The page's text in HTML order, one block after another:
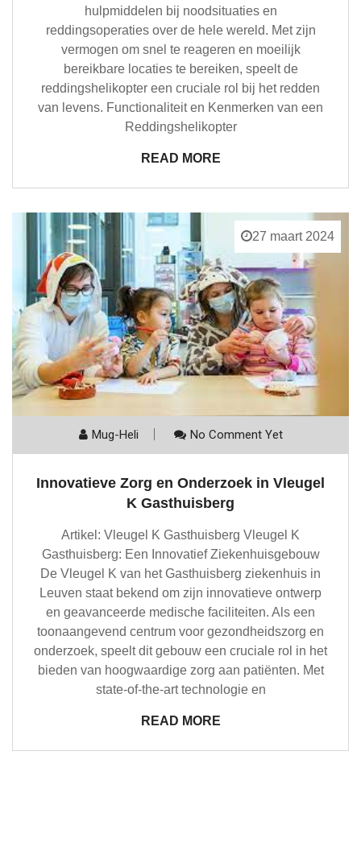
hulpmiddelen bij noodsituaties en
reddingsoperaties over de hele wereld. Met zijn
vermogen om snel te reageren en moeilijk
bereikbare locaties te bereiken, speelt de
reddingshelikopter een cruciale rol bij het redden
van levens. Functionaliteit en Kenmerken van een
Reddingshelikopter
READ MORE
27 maart 2024
Mug-Heli No Comment Yet
Innovatieve Zorg en Onderzoek in Vleugel
K Gasthuisberg
Artikel: Vleugel K Gasthuisberg Vleugel K
Gasthuisberg: Een Innovatief Ziekenhuisgebouw
De Vleugel K van het Gasthuisberg ziekenhuis in
Leuven staat bekend om zijn innovatieve ontwerp
en geavanceerde medische faciliteiten. Als een
toonaangevend centrum voor gezondheidszorg en
onderzoek, speelt dit gebouw een cruciale rol in het
bieden van hoogwaardige zorg aan patiënten. Met
state-of-the-art technologie en
READ MORE